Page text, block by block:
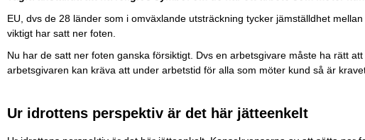
EU, dvs de 28 länder som i omväxlande utsträckning tycker jämställdhet
viktigt har satt ner foten.
Nu har de satt ner foten ganska försiktigt. Dvs en arbetsgivare måste ha rätt
arbetsgivaren kan kräva att under arbetstid för alla som möter kund så är
Ur idrottens perspektiv är det här jätteenkelt